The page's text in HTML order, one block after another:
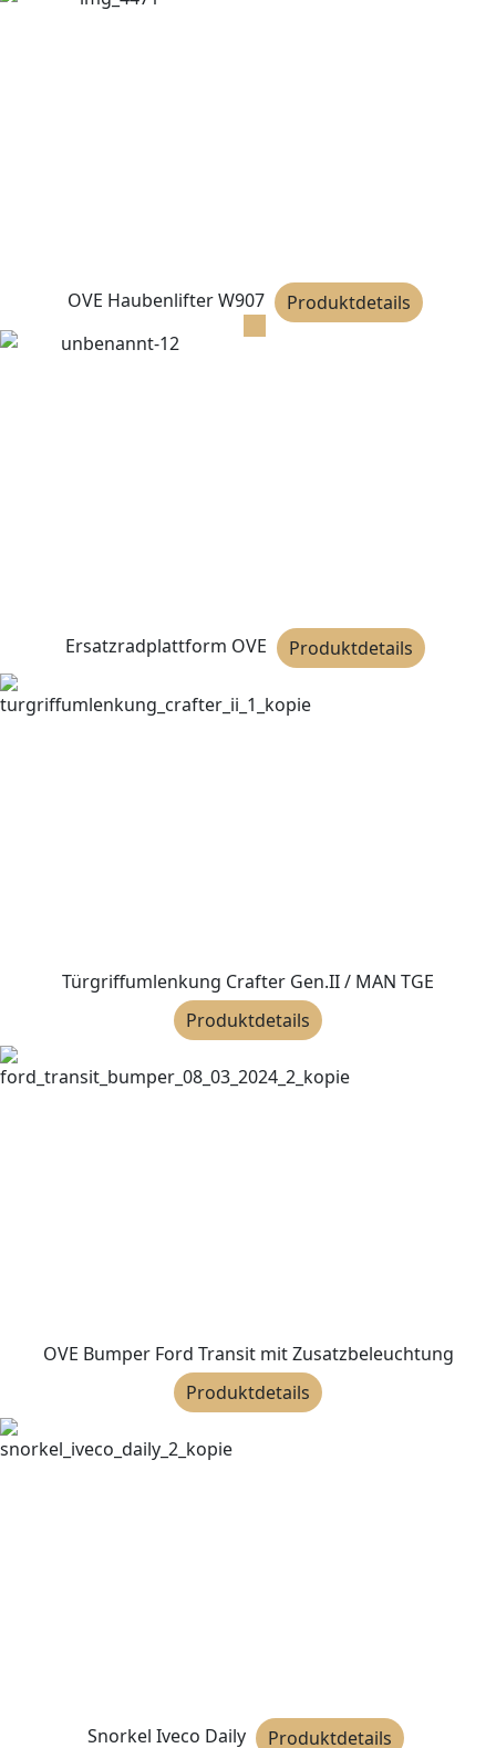
OVE Haubenlifter W907 Produktdetails
Ersatzradplattform OVE Produktdetails
Türgriffumlenkung Crafter Gen.II / MAN TGE
Produktdetails
OVE Bumper Ford Transit mit Zusatzbeleuchtung
Produktdetails
Snorkel Iveco Daily Produktdetails